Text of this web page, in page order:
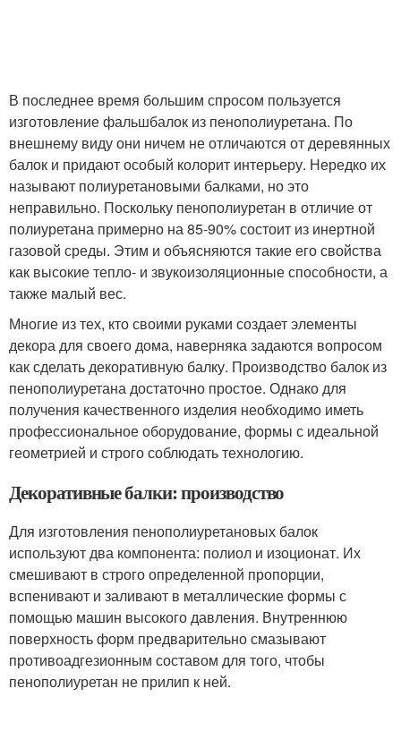
В последнее время большим спросом пользуется
изготовление фальшбалок из пенополиуретана. По
внешнему виду они ничем не отличаются от деревянных
балок и придают особый колорит интерьеру. Нередко их
называют полиуретановыми балками, но это
неправильно. Поскольку пенополиуретан в отличие от
полиуретана примерно на 85-90% состоит из инертной
газовой среды. Этим и объясняются такие его свойства
как высокие тепло- и звукоизоляционные способности, а
также малый вес.
Многие из тех, кто своими руками создает элементы
декора для своего дома, наверняка задаются вопросом
как сделать декоративную балку. Производство балок из
пенополиуретана достаточно простое. Однако для
получения качественного изделия необходимо иметь
профессиональное оборудование, формы с идеальной
геометрией и строго соблюдать технологию.
Декоративные балки: производство
Для изготовления пенополиуретановых балок
используют два компонента: полиол и изоционат. Их
смешивают в строго определенной пропорции,
вспенивают и заливают в металлические формы с
помощью машин высокого давления. Внутреннюю
поверхность форм предварительно смазывают
противоадгезионным составом для того, чтобы
пенополиуретан не прилип к ней.